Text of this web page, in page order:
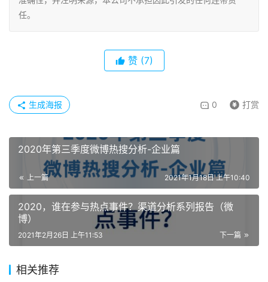
任。
赞 (7)
0 打赏
生成海报
2020年第三季度微博热搜分析-企业篇
上一篇 2021年1月18日 上午10:40
2020，谁在参与热点事件？渠道分析系列报告（微
博）
下一篇
2021年2月26日 上午11:53
相关推荐